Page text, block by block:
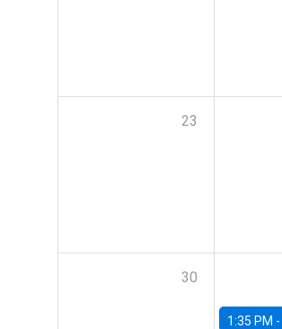
23
30
1:35 PM -